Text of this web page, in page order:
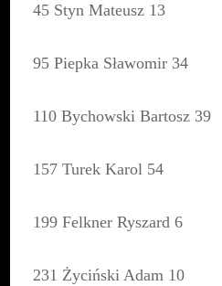
45 Styn Mateusz 13
95 Piepka Sławomir 34
110 Bychowski Bartosz 39
157 Turek Karol 54
199 Felkner Ryszard 6
231 Życiński Adam 10